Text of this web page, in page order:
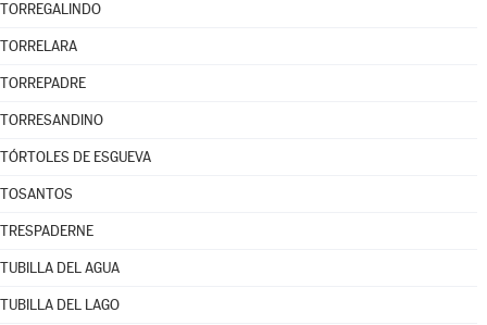
TORREGALINDO
TORRELARA
TORREPADRE
TORRESANDINO
TÓRTOLES DE ESGUEVA
TOSANTOS
TRESPADERNE
TUBILLA DEL AGUA
TUBILLA DEL LAGO